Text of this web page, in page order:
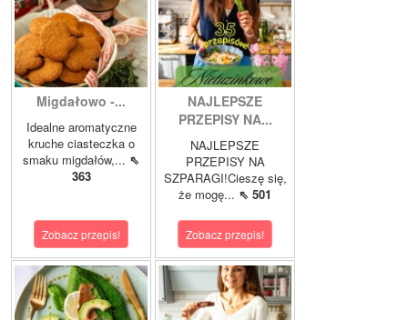
Migdałowo -...
Idealne aromatyczne
kruche ciasteczka o
smaku migdałów,... ⇖
363
Zobacz przepis!
NAJLEPSZE
PRZEPISY NA...
NAJLEPSZE
PRZEPISY NA
SZPARAGI!Cieszę się,
że mogę... ⇖ 501
Zobacz przepis!